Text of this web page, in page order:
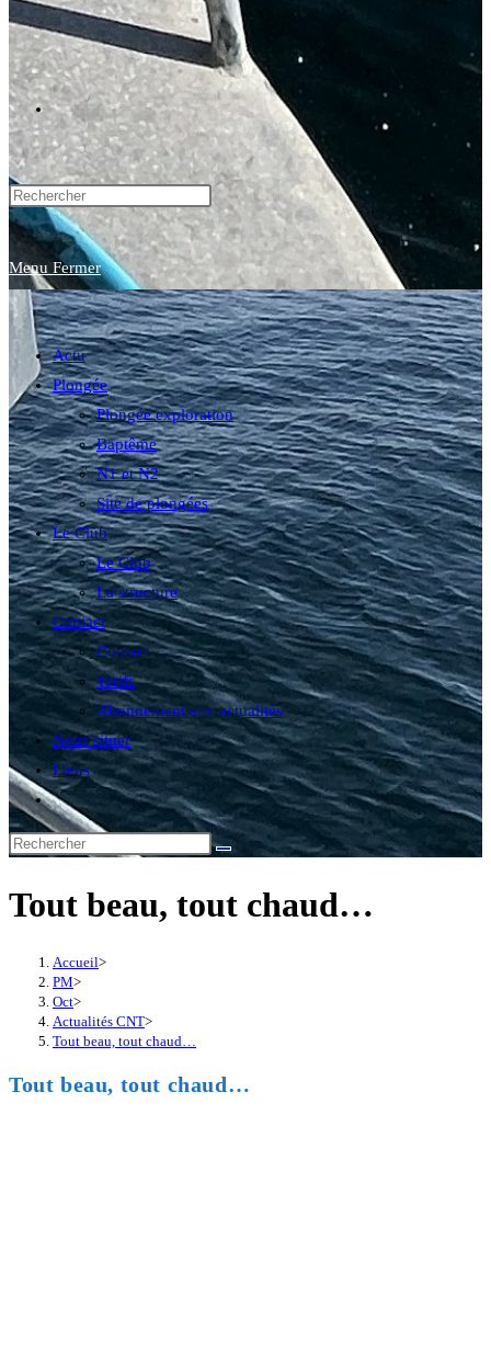
Toggle
website
search
Menu Fermer
Actu
Plongée
Plongée exploration
Baptême
N1 et N2
Site de plongées
Le Club
Le Club
La structure
Contact
Contact
Tarifs
Abonnement aux actualités
Nous situer
Liens
Toggle
website
search
Tout beau, tout chaud…
Accueil>
PM>
Oct>
Actualités CNT>
Tout beau, tout chaud…
Tout beau, tout chaud…